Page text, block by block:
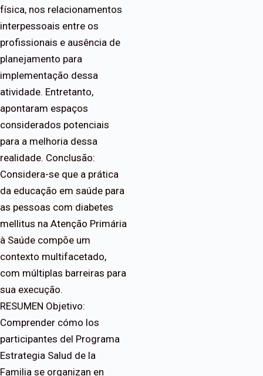
física, nos relacionamentos
interpessoais entre os
profissionais e ausência de
planejamento para
implementação dessa
atividade. Entretanto,
apontaram espaços
considerados potenciais
para a melhoria dessa
realidade. Conclusão:
Considera-se que a prática
da educação em saúde para
as pessoas com diabetes
mellitus na Atenção Primária
à Saúde compõe um
contexto multifacetado,
com múltiplas barreiras para
sua execução.
RESUMEN Objetivo:
Comprender cómo los
participantes del Programa
Estrategia Salud de la
Familia se organizan en